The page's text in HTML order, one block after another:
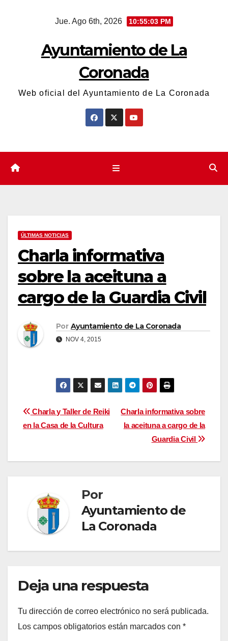
Jue. Ago 6th, 2026 10:55:04 PM
Ayuntamiento de La
Coronada
Web oficial del Ayuntamiento de La Coronada
ÚLTIMAS NOTICIAS
Charla informativa
sobre la aceituna a
cargo de la Guardia Civil
Por Ayuntamiento de La Coronada
NOV 4, 2015
Navegación
de
entradas
Charla informativa sobre
la aceituna a cargo de la
Guardia Civil
Charla y Taller de Reiki
en la Casa de la Cultura
Por
Ayuntamiento de
La Coronada
Deja una respuesta
Tu dirección de correo electrónico no será publicada.
Los campos obligatorios están marcados con *